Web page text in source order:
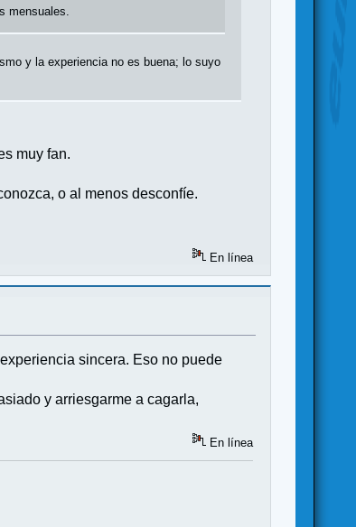
mensuales.
y la experiencia no es buena; lo suyo
muy fan.
o al menos desconfíe.
En línea
sincera. Eso no puede
y arriesgarme a cagarla,
En línea